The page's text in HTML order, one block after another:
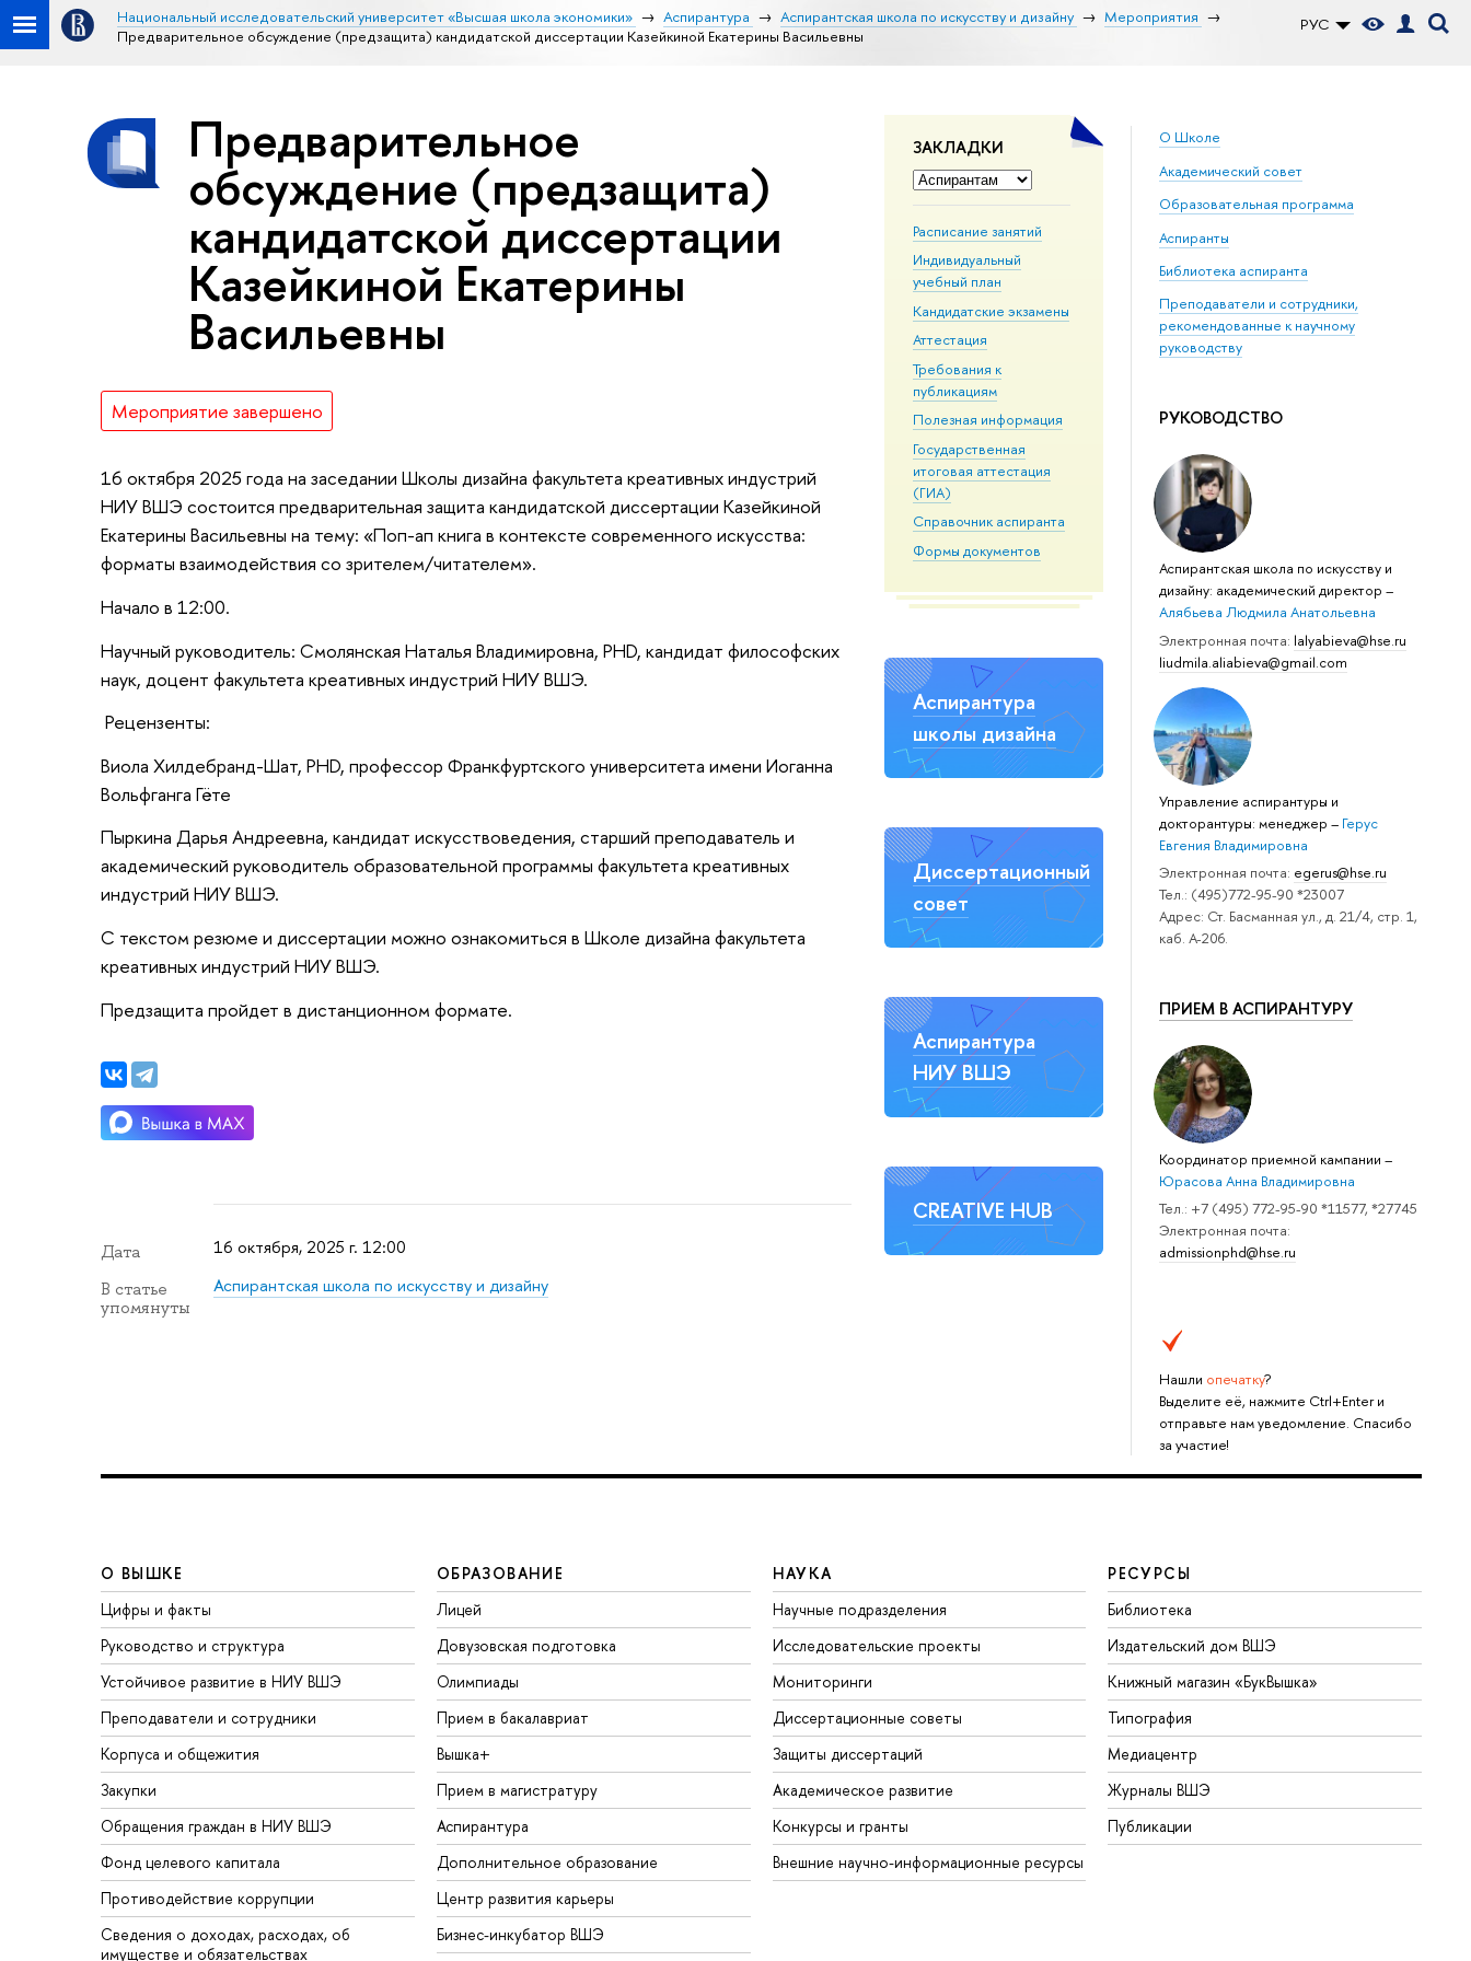
РУС
Национальный исследовательский университет «Высшая школа экономики» Аспирантура Аспирантская школа по искусству и дизайну
Мероприятия
Предварительное обсуждение (предзащита) кандидатской диссертации Казейкиной Екатерины Васильевны
ЗАКЛАДКИ
Расписание занятий
Индивидуальный
учебный план
Кандидатские экзамены
Аттестация
Требования к
публикациям
Полезная информация
Государственная
итоговая аттестация
(ГИА)
Справочник аспиранта
Формы документов
Аспирантура
школы дизайна
Диссертационный
совет
Аспирантура
НИУ ВШЭ
CREATIVE HUB
О Школе
Академический совет
Образовательная программа
Аспиранты
Библиотека аспиранта
Преподаватели и сотрудники,
рекомендованные к научному
руководству
РУКОВОДСТВО
Аспирантская школа по искусству и
дизайну: академический директор–
Алябьева Людмила Анатольевна
Электронная почта: lalyabieva@hse.ru
liudmila.aliabieva@gmail.com
Управление аспирантуры и
докторантуры: менеджер– Герус
Евгения Владимировна
Электронная почта: egerus@hse.ru
Тел.: (495)772-95-90 *23007
Адрес: Ст. Басманная ул., д. 21/4, стр. 1,
каб. А-206.
ПРИЕМ В АСПИРАНТУРУ
Координатор приемной кампании–
Юрасова Анна Владимировна
Тел.: +7 (495) 772-95-90 *11577, *27745
Электронная почта:
admissionphd@hse.ru
Нашли опечатку?
Выделите её, нажмите Ctrl+Enter и
отправьте нам уведомление. Спасибо
за участие!
Предварительное
обсуждение (предзащита)
кандидатской диссертации
Казейкиной Екатерины
Васильевны
Мероприятие завершено
16 октября 2025 года на заседании Школы дизайна факультета креативных индустрий
НИУ ВШЭ состоится предварительная защита кандидатской диссертации Казейкиной
Екатерины Васильевны на тему: «Поп-ап книга в контексте современного искусства:
форматы взаимодействия со зрителем/читателем».
Начало в 12:00.
Научный руководитель: Смолянская Наталья Владимировна, PHD, кандидат философских
наук, доцент факультета креативных индустрий НИУ ВШЭ.
Рецензенты:
Виола Хилдебранд-Шат, PHD, профессор Франкфуртского университета имени Иоганна
Вольфганга Гёте
Пыркина Дарья Андреевна, кандидат искусствоведения, старший преподаватель и
академический руководитель образовательной программы факультета креативных
индустрий НИУ ВШЭ.
С текстом резюме и диссертации можно ознакомиться в Школе дизайна факультета
креативных индустрий НИУ ВШЭ.
Предзащита пройдет в дистанционном формате.
Дата 16 октября, 2025 г. 12:00
В статье
упомянуты
Аспирантская школа по искусству и дизайну
О ВЫШКЕ
Цифры и факты
Руководство и структура
Устойчивое развитие в НИУ ВШЭ
Преподаватели и сотрудники
Корпуса и общежития
Закупки
Обращения граждан в НИУ ВШЭ
Фонд целевого капитала
Противодействие коррупции
Сведения о доходах, расходах, об
имуществе и обязательствах
ОБРАЗОВАНИЕ
Лицей
Довузовская подготовка
Олимпиады
Прием в бакалавриат
Вышка+
Прием в магистратуру
Аспирантура
Дополнительное образование
Центр развития карьеры
Бизнес-инкубатор ВШЭ
НАУКА
Научные подразделения
Исследовательские проекты
Мониторинги
Диссертационные советы
Защиты диссертаций
Академическое развитие
Конкурсы и гранты
Внешние научно-информационные ресурсы
РЕСУРСЫ
Библиотека
Издательский дом ВШЭ
Книжный магазин «БукВышка»
Типография
Медиацентр
Журналы ВШЭ
Публикации